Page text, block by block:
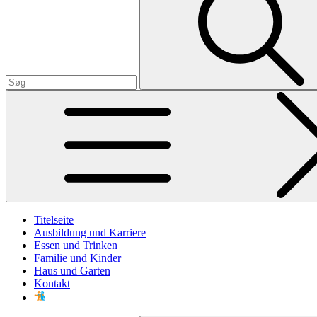
Titelseite
Ausbildung und Karriere
Essen und Trinken
Familie und Kinder
Haus und Garten
Kontakt